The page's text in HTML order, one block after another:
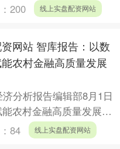
全，只为给宝宝挑选合
200 线上实盘配资网站
网站 智库报告：以数
农村金融高质量发展
分析报告编辑部8月1日
农村金融高质量发展》
国农村金融数智化水平
84 线上实盘配资网站